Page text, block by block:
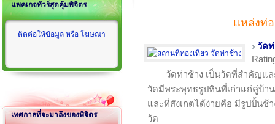
แพคเกจทัวร์สุดคุ้มพิจิตร
ติดต่อให้ข้อมูล หรือ โฆษณา
เทศกาลที่จะมาถึงของพิจิตร
แหล่งท่
วัดท่
วัดท่าช้าง เป็นวัดที่สำคัญแ
วัดมีพระพุทธรูปหินที่เก่าแก่คู่บ้า
และที่สังเกตได้ง่ายคือ มีรูปปั้นช้
วัด